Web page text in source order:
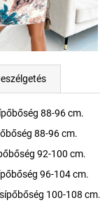
88-96 cm.
88-96 cm.
92-100 cm.
96-104 cm.
100-108 cm.